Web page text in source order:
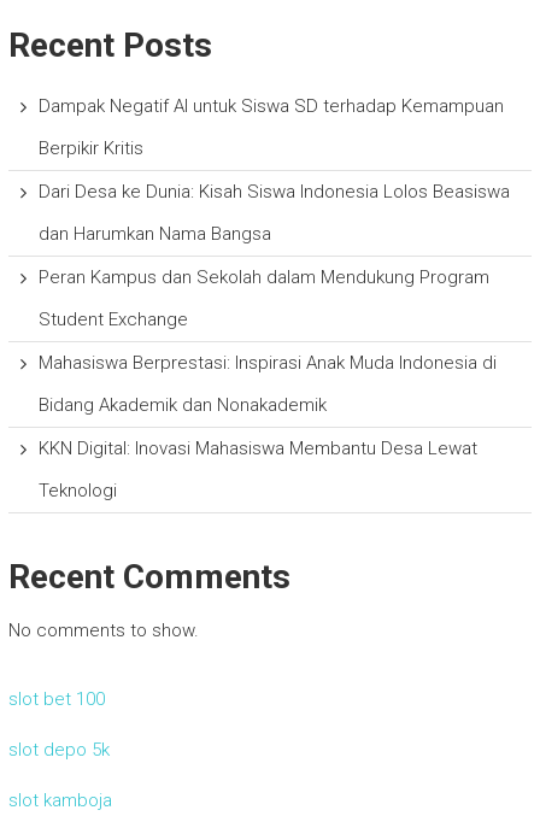
Recent Posts
Dampak Negatif AI untuk Siswa SD terhadap Kemampuan
Berpikir Kritis
Dari Desa ke Dunia: Kisah Siswa Indonesia Lolos Beasiswa
dan Harumkan Nama Bangsa
Peran Kampus dan Sekolah dalam Mendukung Program
Student Exchange
Mahasiswa Berprestasi: Inspirasi Anak Muda Indonesia di
Bidang Akademik dan Nonakademik
KKN Digital: Inovasi Mahasiswa Membantu Desa Lewat
Teknologi
Recent Comments
No comments to show.
slot bet 100
slot depo 5k
slot kamboja